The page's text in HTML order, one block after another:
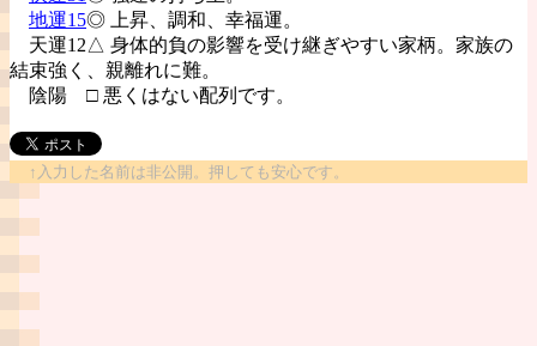
地運15◎ 上昇、調和、幸福運。
天運12△ 身体的負の影響を受け継ぎやすい家柄。家族の
結束強く、親離れに難。
陰陽 □ 悪くはない配列です。
↑入力した名前は非公開。押しても安心です。